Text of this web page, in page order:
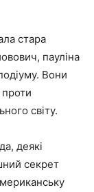
стара
пауліна
Вони
світу.
деякі
секрет